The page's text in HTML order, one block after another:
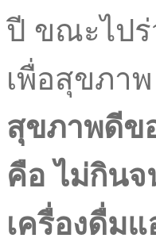
ปี ขณะไปร่
เพื่อสุขภา
สุขภาพดีข
คือ ไม่กิน
เครื่องดื่ม